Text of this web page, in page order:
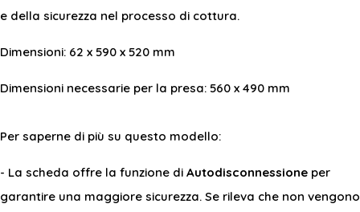
e della sicurezza nel processo di cottura.
Dimensioni: 62 x 590 x 520 mm
Dimensioni necessarie per la presa: 560 x 490 mm
Per saperne di più su questo modello:
- La scheda offre la funzione di Autodisconnessione per
garantire una maggiore sicurezza. Se rileva che non vengono